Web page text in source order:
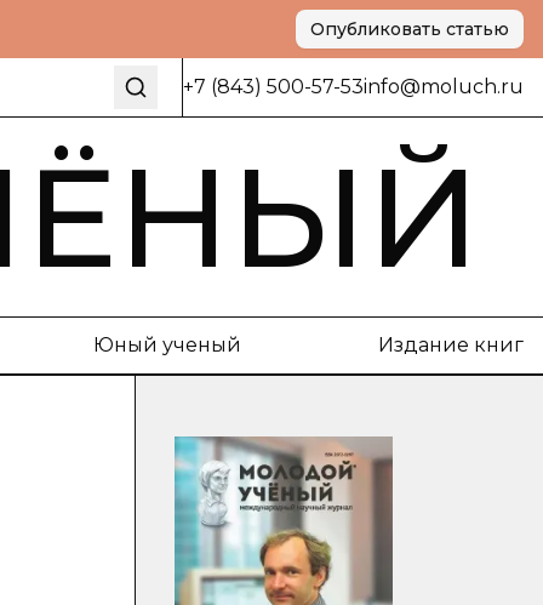
Опубликовать статью
+7 (843) 500-57-53info@moluch.ru
Юный ученый Издание книг